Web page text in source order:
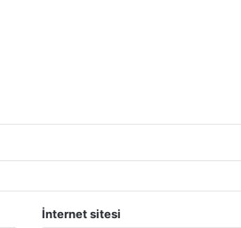
İnternet sitesi